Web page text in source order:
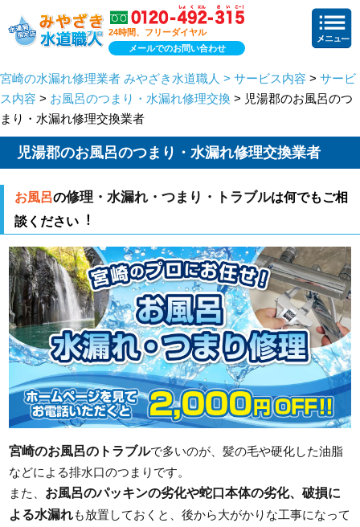
24時間、フリーダイヤル
メールでのお問い合わせ
宮崎の水漏れ修理業者 みやざき水道職人 > サービス内容 > サービ
ス内容 > お風呂のつまり・水漏れ修理交換 > 児湯郡のお風呂のつ
まり・水漏れ修理交換業者
児湯郡のお風呂のつまり・水漏れ修理交換業者
お風呂の修理・水漏れ・つまり・トラブルは何でもご相
談ください︕
宮崎のお風呂のトラブルで多いのが、髪の毛や硬化した油脂
などによる排水口のつまりです。
また、 お風呂のパッキンの劣化や蛇口本体の劣化、破損に
よる水漏れも放置しておくと、後から大がかりな工事になって